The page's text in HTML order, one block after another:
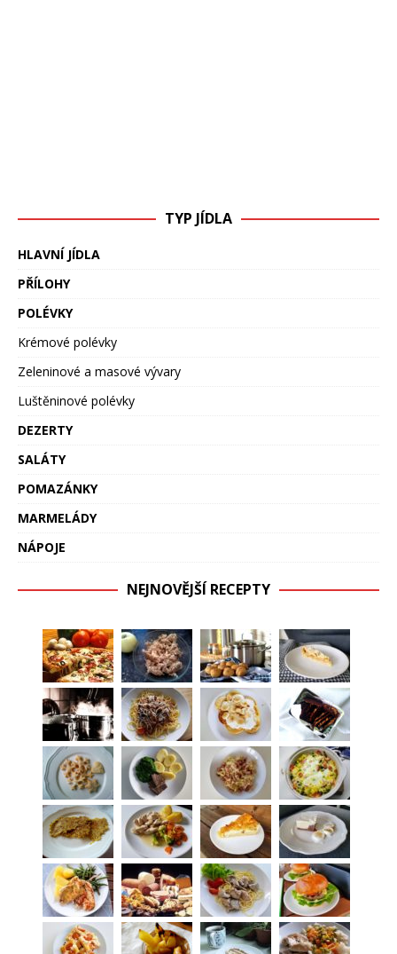
TYP JÍDLA
HLAVNÍ JÍDLA
PŘÍLOHY
POLÉVKY
Krémové polévky
Zeleninové a masové vývary
Luštěninové polévky
DEZERTY
SALÁTY
POMAZÁNKY
MARMELÁDY
NÁPOJE
NEJNOVĚJŠÍ RECEPTY